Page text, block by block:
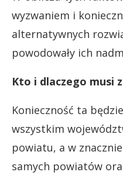
wyzwaniem i
alternatywnych
powodowały ich
Kto i dlaczego musi
Konieczność ta
wszystkim
powiatu, a w
samych powiatów